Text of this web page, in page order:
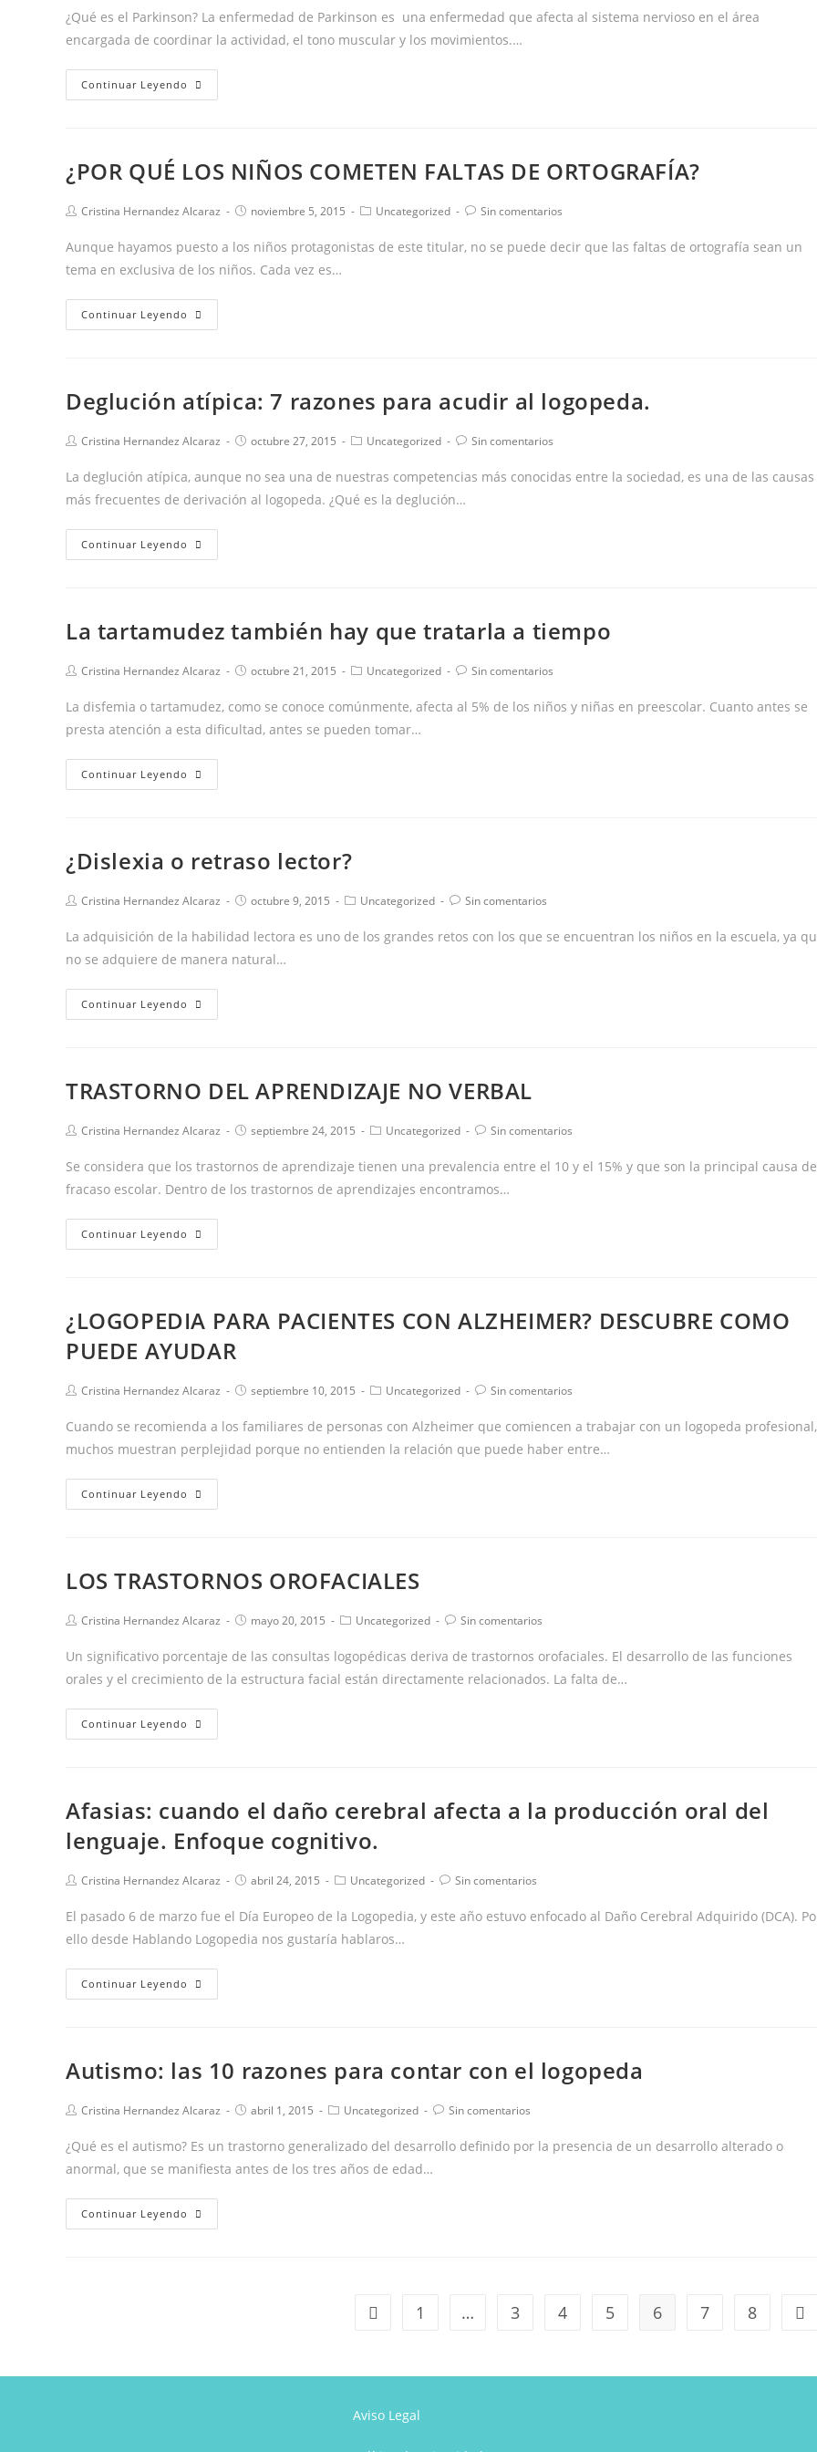
la
entrada:
la
entrada:
la
entrada:
la
entrada:
¿Qué es el Parkinson? La enfermedad de Parkinson es una enfermedad que afecta al sistema nervioso en el área
encargada de coordinar la actividad, el tono muscular y los movimientos.…
Continuar Leyendo
y
¿POR QUÉ LOS NIÑOS COMETEN FALTAS DE ORTOGRAFÍA?
Autor
la
entrada:
Cristina Hernandez Alcaraz
Publicación
la
entrada:
noviembre 5, 2015
Categoría
la
Uncategorized
Comentarios
la
entrada:
Sin comentarios
Aunque hayamos puesto a los niños protagonistas de este titular, no se puede decir que las faltas de ortografía sean un
tema en exclusiva de los niños. Cada vez es…
Continuar Leyendo
QUÉ
COMETEN
DE
Deglución atípica: 7 razones para acudir al logopeda.
Autor
la
entrada:
Cristina Hernandez Alcaraz
Publicación
la
entrada:
octubre 27, 2015
Categoría
la
entrada:
Uncategorized
Comentarios
la
Sin comentarios
La deglución atípica, aunque no sea una de nuestras competencias más conocidas entre la sociedad, es una de las causas
más frecuentes de derivación al logopeda. ¿Qué es la deglución…
Continuar Leyendo
atípica:
para
al
La tartamudez también hay que tratarla a tiempo
Autor
la
Cristina Hernandez Alcaraz
Publicación
la
entrada:
octubre 21, 2015
Categoría
la
entrada:
Uncategorized
Comentarios
la
Sin comentarios
La disfemia o tartamudez, como se conoce comúnmente, afecta al 5% de los niños y niñas en preescolar. Cuanto antes se
presta atención a esta dificultad, antes se pueden tomar…
Continuar Leyendo
tartamudez
que
a
tiempo
¿Dislexia o retraso lector?
Autor
la
entrada:
Cristina Hernandez Alcaraz
Publicación
la
entrada:
octubre 9, 2015
Categoría
la
entrada:
Uncategorized
Comentarios
la
Sin comentarios
La adquisición de la habilidad lectora es uno de los grandes retos con los que se encuentran los niños en la escuela, ya
no se adquiere de manera natural…
Continuar Leyendo
o
TRASTORNO DEL APRENDIZAJE NO VERBAL
Autor
la
entrada:
Cristina Hernandez Alcaraz
Publicación
la
septiembre 24, 2015
Categoría
la
entrada:
Uncategorized
Comentarios
la
Sin comentarios
Se considera que los trastornos de aprendizaje tienen una prevalencia entre el 10 y el 15% y que son la principal causa de
fracaso escolar. Dentro de los trastornos de aprendizajes encontramos…
Continuar Leyendo
DEL
VERBAL
¿LOGOPEDIA PARA PACIENTES CON ALZHEIMER? DESCUBRE COMO
PUEDE AYUDAR
Autor
la
entrada:
Cristina Hernandez Alcaraz
Publicación
la
entrada:
septiembre 10, 2015
Categoría
la
entrada:
Uncategorized
Comentarios
la
entrada:
Sin comentarios
Cuando se recomienda a los familiares de personas con Alzheimer que comiencen a trabajar con un logopeda profesional,
muchos muestran perplejidad porque no entienden la relación que puede haber entre…
Continuar Leyendo
PARA
ALZHEIMER?
COMO
PUEDE
AYUDAR
LOS TRASTORNOS OROFACIALES
Autor
la
entrada:
Cristina Hernandez Alcaraz
Publicación
la
mayo 20, 2015
Categoría
la
entrada:
Uncategorized
Comentarios
la
entrada:
Sin comentarios
Un significativo porcentaje de las consultas logopédicas deriva de trastornos orofaciales. El desarrollo de las funciones
orales y el crecimiento de la estructura facial están directamente relacionados. La falta de…
Continuar Leyendo
TRASTORNOS
Afasias: cuando el daño cerebral afecta a la producción oral del
lenguaje. Enfoque cognitivo.
Autor
la
entrada:
Cristina Hernandez Alcaraz
Publicación
la
entrada:
abril 24, 2015
Categoría
la
entrada:
Uncategorized
Comentarios
la
Sin comentarios
El pasado 6 de marzo fue el Día Europeo de la Logopedia, y este año estuvo enfocado al Daño Cerebral Adquirido (DCA).
ello desde Hablando Logopedia nos gustaría hablaros…
Continuar Leyendo
cuando
cerebral
a
producción
lenguaje.
Autismo: las 10 razones para contar con el logopeda
Autor
la
entrada:
Cristina Hernandez Alcaraz
Publicación
la
entrada:
abril 1, 2015
Categoría
la
entrada:
Uncategorized
Comentarios
la
Sin comentarios
¿Qué es el autismo? Es un trastorno generalizado del desarrollo definido por la presencia de un desarrollo alterado o
anormal, que se manifiesta antes de los tres años de edad…
Continuar Leyendo
las
Ir a la página anterior
1 … 3 4 5 6 7 8 Ir
Aviso Legal